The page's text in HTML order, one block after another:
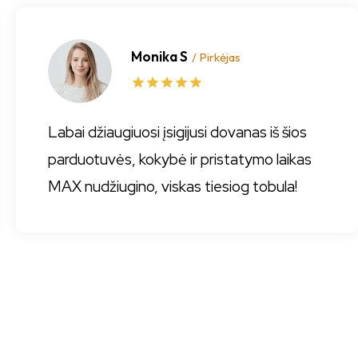
Monika S / Pirkėjas
Labai džiaugiuosi įsigijusi dovanas iš šios
parduotuvės, kokybė ir pristatymo laikas
MAX nudžiugino, viskas tiesiog tobula!